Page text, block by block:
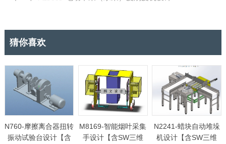
猜你喜欢
N760-摩擦离合器扭转
振动试验台设计【含
M8169-智能烟叶采集
手设计【含SW三维
N2241-蜡块自动堆垛
机设计【含SW三维